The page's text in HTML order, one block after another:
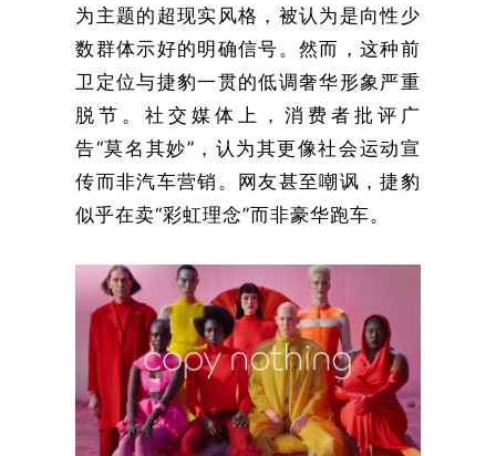
为主题的超现实风格，被认为是向性少
数群体示好的明确信号。然而，这种前
卫定位与捷豹一贯的低调奢华形象严重
脱节。社交媒体上，消费者批评广
告“莫名其妙”，认为其更像社会运动宣
传而非汽车营销。网友甚至嘲讽，捷豹
似乎在卖“彩虹理念”而非豪华跑车。